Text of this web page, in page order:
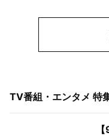
TV番組・エンタメ 特